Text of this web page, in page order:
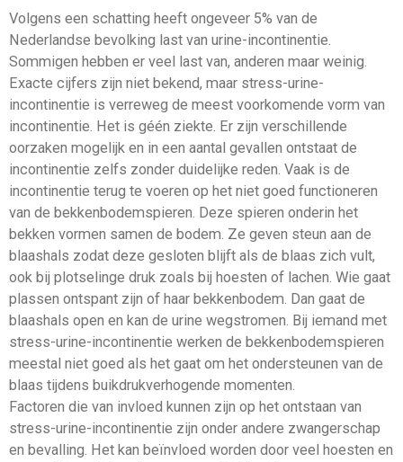
Volgens een schatting heeft ongeveer 5% van de
Nederlandse bevolking last van urine-incontinentie.
Sommigen hebben er veel last van, anderen maar weinig.
Exacte cijfers zijn niet bekend, maar stress-urine-
incontinentie is verreweg de meest voorkomende vorm van
incontinentie. Het is géén ziekte. Er zijn verschillende
oorzaken mogelijk en in een aantal gevallen ontstaat de
incontinentie zelfs zonder duidelijke reden. Vaak is de
incontinentie terug te voeren op het niet goed functioneren
van de bekkenbodemspieren. Deze spieren onderin het
bekken vormen samen de bodem. Ze geven steun aan de
blaashals zodat deze gesloten blijft als de blaas zich vult,
ook bij plotselinge druk zoals bij hoesten of lachen. Wie gaat
plassen ontspant zijn of haar bekkenbodem. Dan gaat de
blaashals open en kan de urine wegstromen. Bij iemand met
stress-urine-incontinentie werken de bekkenbodemspieren
meestal niet goed als het gaat om het ondersteunen van de
blaas tijdens buikdrukverhogende momenten.
Factoren die van invloed kunnen zijn op het ontstaan van
stress-urine-incontinentie zijn onder andere zwangerschap
en bevalling. Het kan beïnvloed worden door veel hoesten en